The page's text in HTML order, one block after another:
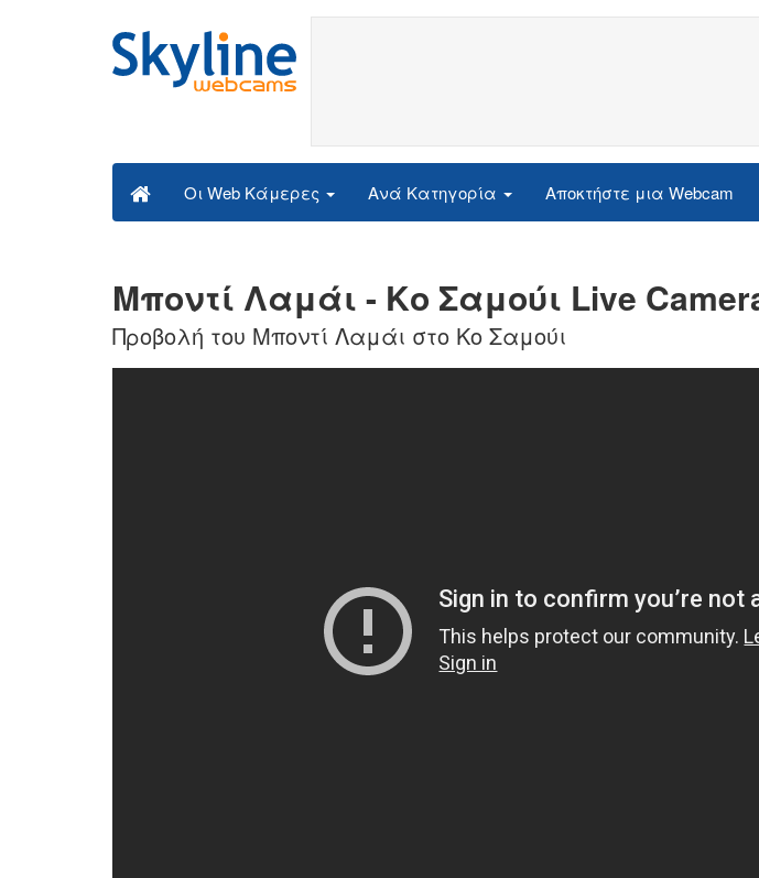
Οι Web Κάμερες Ανά Κατηγορία Αποκτήστε μια Webcam
Μποντί Λαμάι - Κο Σαμούι Live
Προβολή του Μποντί Λαμάι στο Κο Σαμούι